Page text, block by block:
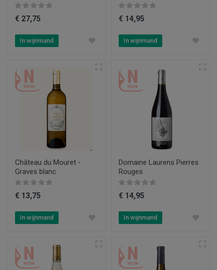
€ 27,75
In wijnmand
€ 14,95
In wijnmand
Château du Mouret -
Graves blanc
€ 13,75
In wijnmand
Domaine Laurens Pierres
Rouges
€ 14,95
In wijnmand